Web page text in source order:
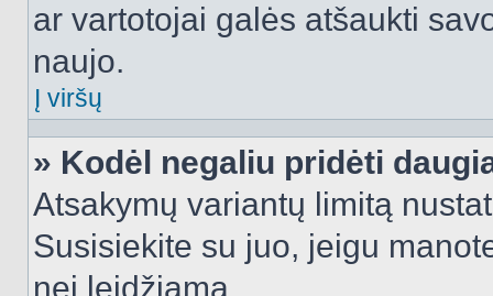
ar vartotojai galės atšaukti
naujo.
Į viršų
» Kodėl negaliu pridėti
Atsakymų variantų limitą
Susisiekite su juo, jeigu
nei leidžiama.